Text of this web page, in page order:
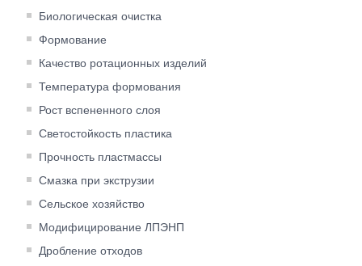
Биологическая очистка
Формование
Качество ротационных изделий
Температура формования
Рост вспененного слоя
Светостойкость пластика
Прочность пластмассы
Смазка при экструзии
Сельское хозяйство
Модифицирование ЛПЭНП
Дробление отходов